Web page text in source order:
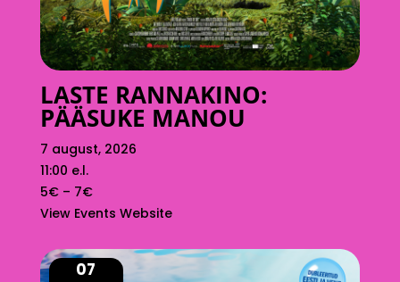
LASTE RANNAKINO:
PÄÄSUKE MANOU
7 august, 2026
11:00 e.l.
5€ – 7€
View Events Website
07